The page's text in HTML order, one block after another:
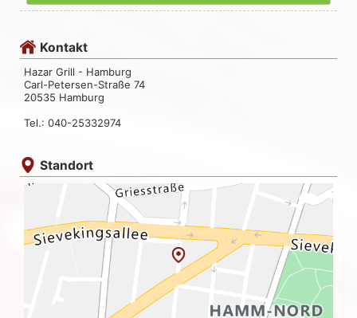
Kontakt
Hazar Grill - Hamburg
Carl-Petersen-Straße 74
20535 Hamburg
Tel.: 040-25332974
Standort